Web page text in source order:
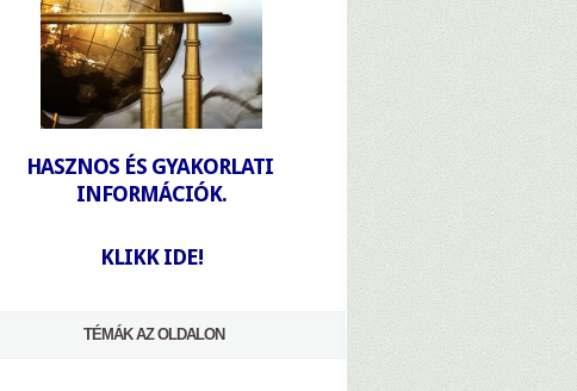
HASZNOS ÉS GYAKORLATI
INFORMÁCIÓK.
KLIKK IDE!
TÉMÁK AZ OLDALON